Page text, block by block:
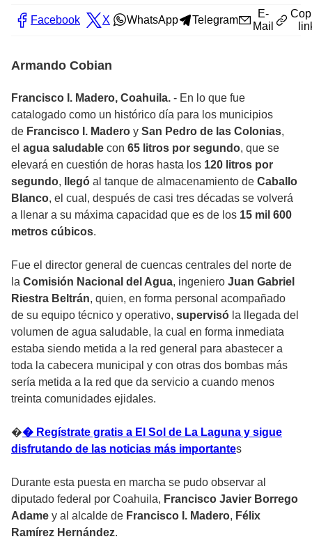
Facebook X WhatsApp Telegram
E-
Mail
Armando Cobian
Francisco I. Madero, Coahuila. - En lo que fue
catalogado como un histórico día para los municipios
de Francisco I. Madero y San Pedro de las Colonias,
el agua saludable con 65 litros por segundo, que se
elevará en cuestión de horas hasta los 120 litros por
segundo, llegó al tanque de almacenamiento de Caballo
Blanco, el cual, después de casi tres décadas se volverá
a llenar a su máxima capacidad que es de los 15 mil 600
metros cúbicos.
Fue el director general de cuencas centrales del norte de
la Comisión Nacional del Agua, ingeniero Juan Gabriel
Riestra Beltrán, quien, en forma personal acompañado
de su equipo técnico y operativo, supervisó la llegada del
volumen de agua saludable, la cual en forma inmediata
estaba siendo metida a la red general para abastecer a
toda la cabecera municipal y con otras dos bombas más
sería metida a la red que da servicio a cuando menos
treinta comunidades ejidales.
 Regístrate gratis a El Sol de La Laguna y sigue
disfrutando de las noticias más importantes
Durante esta puesta en marcha se pudo observar al
diputado federal por Coahuila, Francisco Javier Borrego
Adame y al alcalde de Francisco I. Madero, Félix
Ramírez Hernández.